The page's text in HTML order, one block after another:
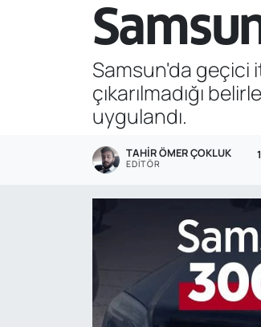
Samsun'da geçici
çıkarılmadığı
uygulandı.
TAHIR ÖMER ÇOKLUK
EDITÖR
Gündem
Özel Haber
POLİTİKA